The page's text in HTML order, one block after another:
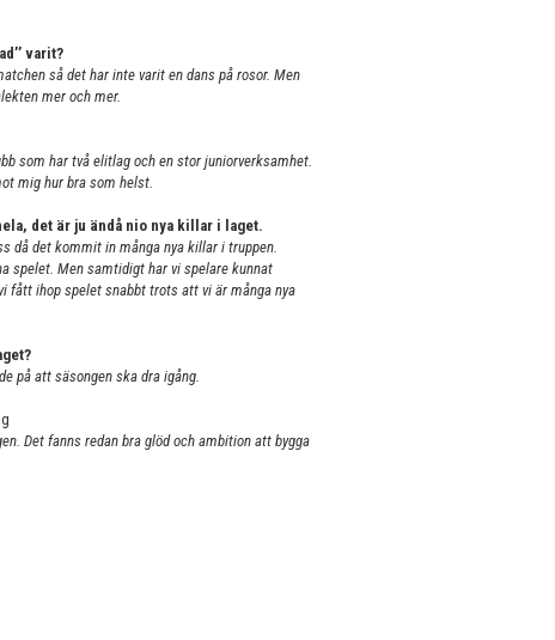
varit?
så det har inte varit en dans på rosor. Men
mer och mer.
som har två elitlag och en stor juniorverksamhet.
mig hur bra som helst.
det är ju ändå nio nya killar i laget.
då det kommit in många nya killar i truppen.
spelet. Men samtidigt har vi spelare kunnat
fått ihop spelet snabbt trots att vi är många nya
på att säsongen ska dra igång.
Det fanns redan bra glöd och ambition att bygga